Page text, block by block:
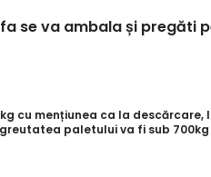
se va ambala și pregăti
cu mențiunea ca la
paletului va fi sub